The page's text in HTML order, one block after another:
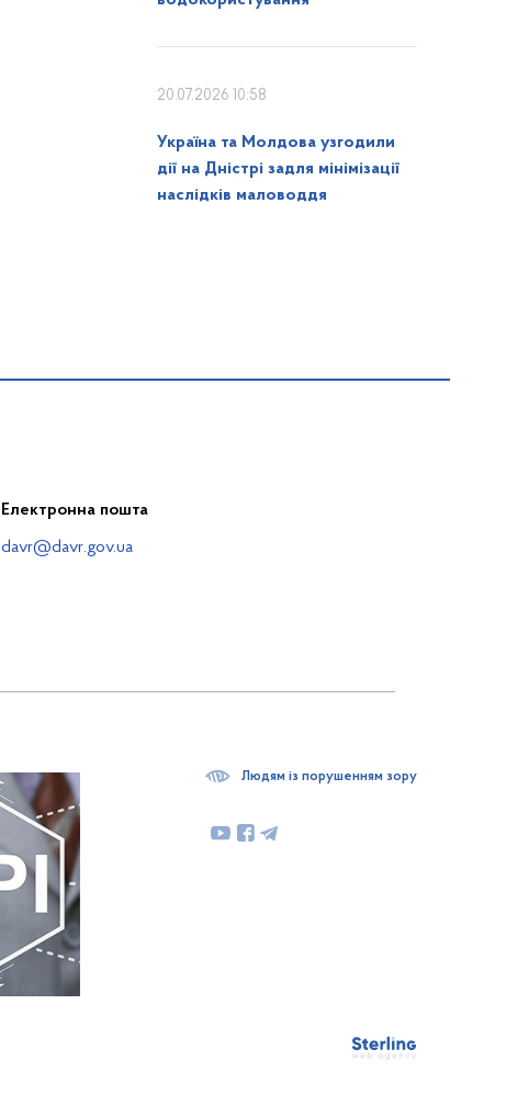
20.07.2026 10:58
Україна та Молдова узгодили
дії на Дністрі задля мінімізації
наслідків маловоддя
Електронна пошта
davr@davr.gov.ua
Людям із порушенням зору